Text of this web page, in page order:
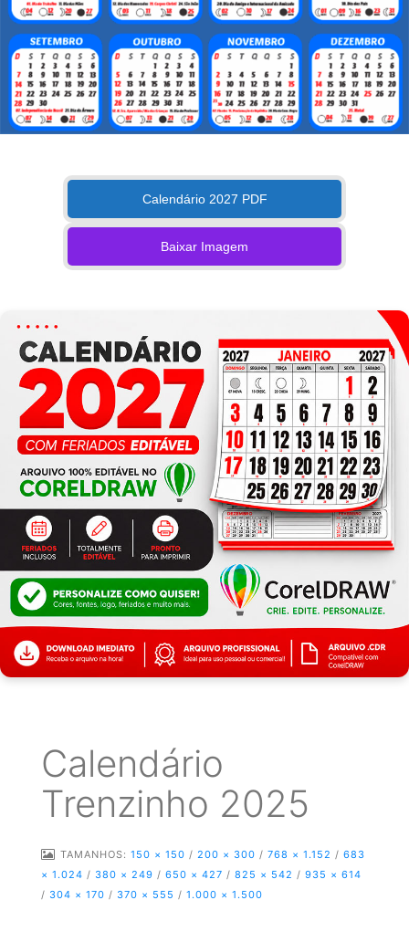
Calendário 2027 PDF
Baixar Imagem
Calendário
Trenzinho 2025
TAMANHOS: 150 × 150 / 200 × 300 / 768 × 1.152 / 683
× 1.024 / 380 × 249 / 650 × 427 / 825 × 542 / 935 × 614
/ 304 × 170 / 370 × 555 / 1.000 × 1.500